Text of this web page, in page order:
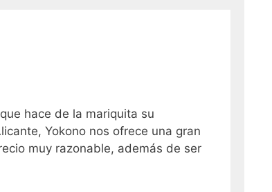
hace de la mariquita su
Yokono nos ofrece una gran
muy razonable, además de ser